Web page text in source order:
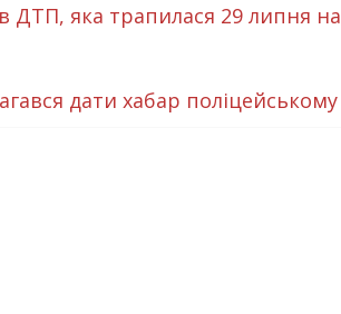
ДТП, яка трапилася 29 липня на
дати хабар поліцейському